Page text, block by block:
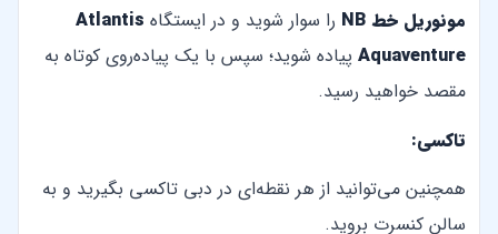
مونوریل خط NB
را سوار شوید و در ایستگاه Atlantis
Aquaventure پیاده شوید؛ سپس با یک پیاده‌روی کوتاه به
مقصد خواهید رسید.
تاکسی:
همچنین می‌توانید از هر نقطه‌ای در دبی تاکسی بگیرید و به
سالن کنسرت بروید.